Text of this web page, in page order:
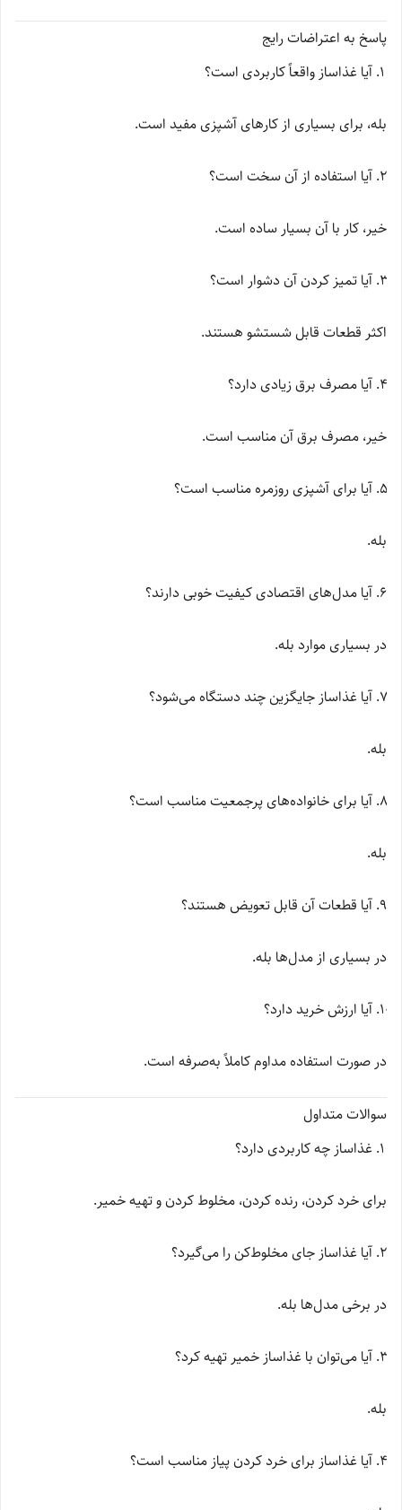
پاسخ به اعتراضات رایج
آیا غذاساز واقعاً کاربردی است؟
بله، برای بسیاری از کارهای آشپزی مفید است.
آیا استفاده از آن سخت است؟
خیر، کار با آن بسیار ساده است.
آیا تمیز کردن آن دشوار است؟
اکثر قطعات قابل شستشو هستند.
آیا مصرف برق زیادی دارد؟
خیر، مصرف برق آن مناسب است.
آیا برای آشپزی روزمره مناسب است؟
بله.
آیا مدل‌های اقتصادی کیفیت خوبی دارند؟
در بسیاری موارد بله.
آیا غذاساز جایگزین چند دستگاه می‌شود؟
بله.
آیا برای خانواده‌های پرجمعیت مناسب است؟
بله.
آیا قطعات آن قابل تعویض هستند؟
در بسیاری از مدل‌ها بله.
آیا ارزش خرید دارد؟
در صورت استفاده مداوم کاملاً به‌صرفه است.
سوالات متداول
غذاساز چه کاربردی دارد؟
برای خرد کردن، رنده کردن، مخلوط کردن و تهیه خمیر.
آیا غذاساز جای مخلوط‌کن را می‌گیرد؟
در برخی مدل‌ها بله.
آیا می‌توان با غذاساز خمیر تهیه کرد؟
بله.
آیا غذاساز برای خرد کردن پیاز مناسب است؟